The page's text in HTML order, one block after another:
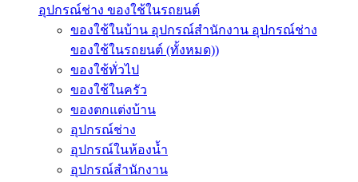
อุปกรณ์ช่าง ของใช้ในรถยนต์
ของใช้ในบ้าน อุปกรณ์สำนักงาน อุปกรณ์ช่าง
ของใช้ในรถยนต์ (ทั้งหมด))
ของใช้ทั่วไป
ของใช้ในครัว
ของตกแต่งบ้าน
อุปกรณ์ช่าง
อุปกรณ์ในห้องน้ำ
อุปกรณ์สำนักงาน